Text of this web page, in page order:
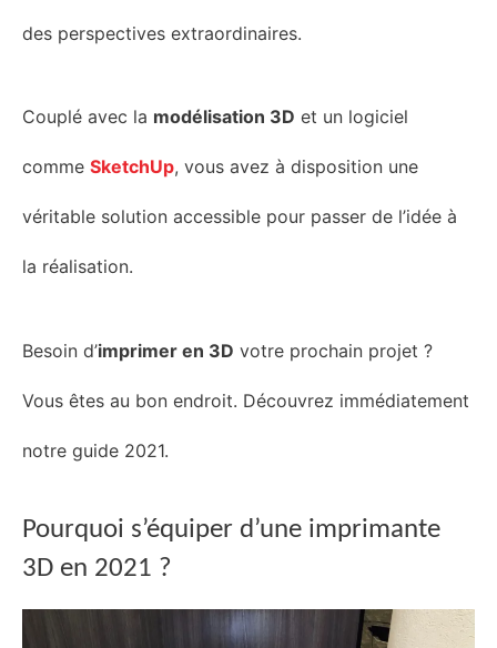
des perspectives extraordinaires.
Couplé avec la modélisation 3D et un logiciel
comme SketchUp, vous avez à disposition une
véritable solution accessible pour passer de l’idée à
la réalisation.
Besoin d’imprimer en 3D votre prochain projet ?
Vous êtes au bon endroit. Découvrez immédiatement
notre guide 2021.
Pourquoi s’équiper d’une imprimante
3D en 2021 ?